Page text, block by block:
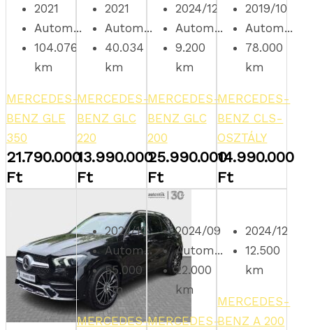
2021
Autom...
104.076
km
MERCEDES-
BENZ GLE
350
21.790.000
Ft
2021
Autom...
40.034
km
MERCEDES-
BENZ GLC
220
13.990.000
Ft
2024/12
Autom...
9.200
km
MERCEDES-
BENZ GLC
200
25.990.000
Ft
2019/10
Autom...
78.000
km
MERCEDES-
BENZ CLS-
OSZTÁLY
14.990.000
Ft
2022/12
Autom...
55.000
km
MERCEDES-
2024/09
Autom...
22.000
km
MERCEDES-
2024/12
12.500
km
MERCEDES-
BENZ A 200